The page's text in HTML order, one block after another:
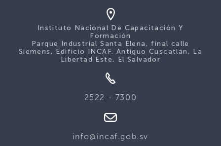
Instituto Nacional De Capacitación Y
Formación
Parque Industrial Santa Elena, final calle
Siemens, Edificio INCAF. Antiguo Cuscatlán, La
Libertad Este, El Salvador
2522 - 7300
info@incaf.gob.sv